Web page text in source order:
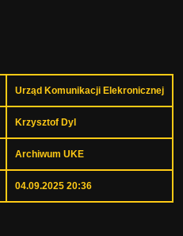
Urząd Komunikacji Elekronicznej
Krzysztof Dyl
Archiwum UKE
04.09.2025 20:36